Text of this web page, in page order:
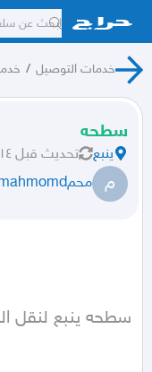
خدمات التوصيل /
سطحه
ينبع تحديث قبل ١٤ ساعة
م محمmahmomd
سطحه ينبع لنقل